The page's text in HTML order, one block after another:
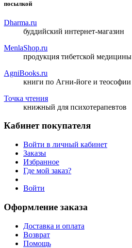
посылкой
Dharma.ru
буддийский интернет-магазин
MenlaShop.ru
продукция тибетской медицины
AgniBooks.ru
книги по Агни-йоге и теософии
Точка чтения
книжный для психотерапевтов
Кабинет покупателя
Войти в личный кабинет
Заказы
Избранное
Где мой заказ?
Войти
Оформление заказа
Доставка и оплата
Возврат
Помощь